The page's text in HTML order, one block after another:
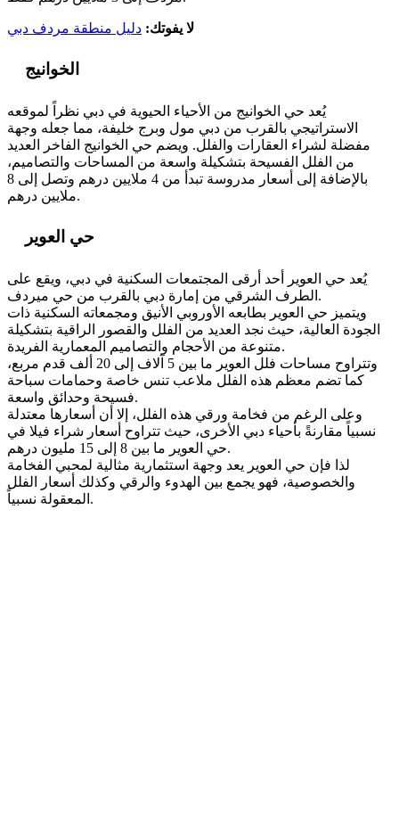
لا يفوتك: دليل منطقة مردف دبي
الخوانيج
يُعد حي الخوانيج من الأحياء الحيوية في دبي نظراً لموقعه
الاستراتيجي بالقرب من دبي مول وبرج خليفة، مما جعله وجهة
مفضلة لشراء العقارات والفلل. ويضم حي الخوانيج الفاخر العديد
من الفلل الفسيحة بتشكيلة واسعة من المساحات والتصاميم،
بالإضافة إلى أسعار مدروسة تبدأ من 4 ملايين درهم وتصل إلى 8
ملايين درهم.
حي العوير
يُعد حي العوير أحد أرقى المجتمعات السكنية في دبي، ويقع على
الطرف الشرقي من إمارة دبي بالقرب من حي ميردف.
ويتميز حي العوير بطابعه الأوروبي الأنيق ومجمعاته السكنية ذات
الجودة العالية، حيث نجد العديد من الفلل والقصور الراقية بتشكيلة
متنوعة من الأحجام والتصاميم المعمارية الفريدة.
وتتراوح مساحات فلل العوير ما بين 5 آلاف إلى 20 ألف قدم مربع،
كما تضم معظم هذه الفلل ملاعب تنس خاصة وحمامات سباحة
فسيحة وحدائق واسعة.
وعلى الرغم من فخامة ورقي هذه الفلل، إلا أن أسعارها معتدلة
نسبياً مقارنةً بأحياء دبي الأخرى، حيث تتراوح أسعار شراء فيلا في
حي العوير ما بين 8 إلى 15 مليون درهم.
لذا فإن حي العوير يعد وجهة استثمارية مثالية لمحبي الفخامة
والخصوصية، فهو يجمع بين الهدوء والرقي وكذلك أسعار الفلل
المعقولة نسبياً.